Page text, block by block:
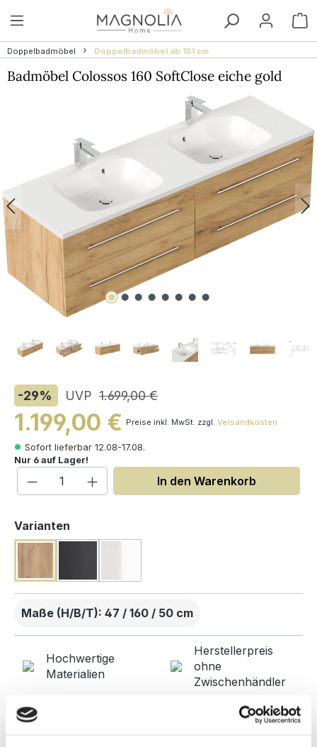
Zum Hauptinhalt springen
Doppelbadmöbel Doppelbadmöbel ab 151 cm
Badmöbel Colossos 160 SoftClose eiche gold
-29% UVP 1.699,00 €
1.199,00 € Preise inkl. MwSt. zzgl. Versandkosten
Sofort lieferbar 12.08-17.08.
Nur 6 auf Lager!
Produkt Anzahl: Gib den
In den Warenkorb
Varianten
Maße (H/B/T): 47 / 160 / 50 cm
Hochwertige
Materialien
Herstellerpreis
ohne
Zwischenhändler
Gut verpackt für
beschädigungsfreie